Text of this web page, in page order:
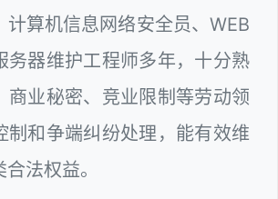
计算机信息网络安全员、WEB
务器维护工程师多年，十分熟
商业秘密、竞业限制等劳动领
制和争端纠纷处理，能有效维
法权益。